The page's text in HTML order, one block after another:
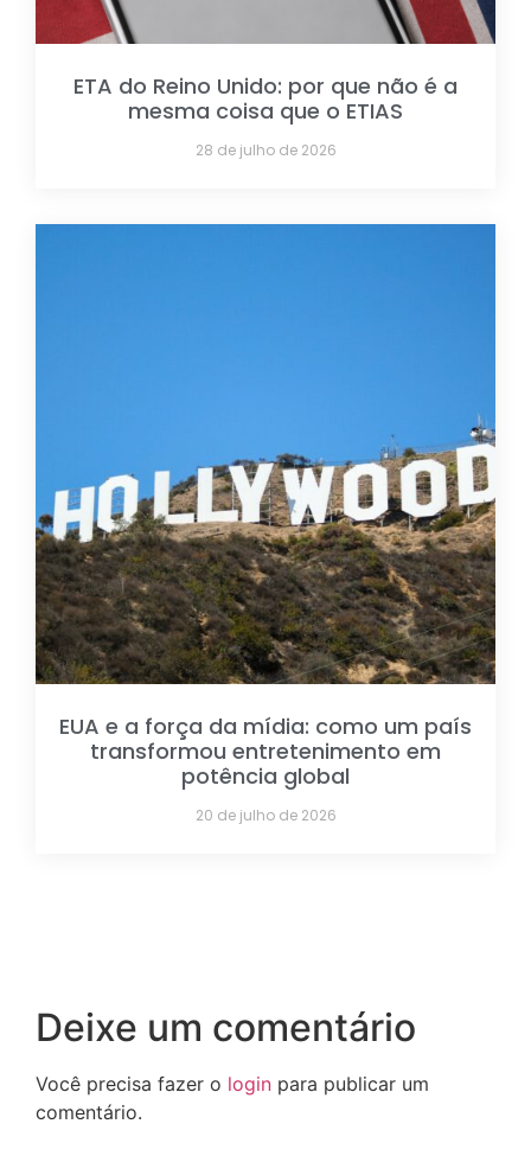
ETA do Reino Unido: por que não é a
mesma coisa que o ETIAS
28 de julho de 2026
EUA e a força da mídia: como um país
transformou entretenimento em
potência global
20 de julho de 2026
Deixe um comentário
Você precisa fazer o login para publicar um
comentário.